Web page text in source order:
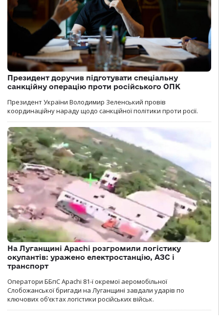
Президент доручив підготувати спеціальну
санкційну операцію проти російського ОПК
Президент України Володимир Зеленський провів
координаційну нараду щодо санкційної політики проти росії.
На Луганщині Apachi розгромили логістику
окупантів: уражено електростанцію, АЗС і
транспорт
Оператори ББпС Apachi 81-ї окремої аеромобільної
Слобожанської бригади на Луганщині завдали ударів по
ключових об’єктах логістики російських військ.